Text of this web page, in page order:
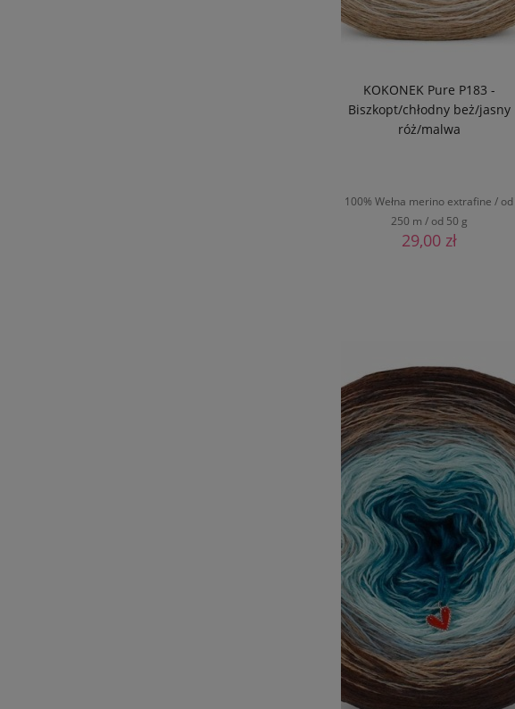
KOKONEK Pure P183 -
Biszkopt/chłodny beż/jasny
róż/malwa
100% Wełna merino extrafine / od
250 m / od 50 g
29,00 zł